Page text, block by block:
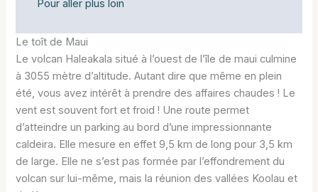
Pour aller plus loin
Le toît de Maui
Le volcan Haleakala situé à l’ouest de l’île de maui culmine
à 3055 mètre d’altitude. Autant dire que même en plein
été, vous avez intérêt à prendre des affaires chaudes ! Le
vent est souvent fort et froid ! Une route permet
d’atteindre un parking au bord d’une impressionnante
caldeira. Elle mesure en effet 9,5 km de long pour 3,5 km
de large. Elle ne s’est pas formée par l’effondrement du
volcan sur lui-même, mais la réunion des vallées Koolau et